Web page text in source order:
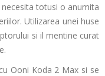
totusi o anumita
Utilizarea unei huse
si il mentine curat
Ooni Koda 2 Max si se